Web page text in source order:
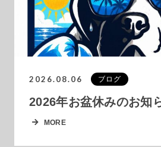
2026.08.06 ブログ
2026年お盆休みのお知
MORE